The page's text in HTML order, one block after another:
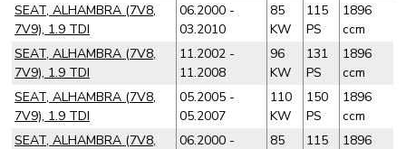
SEAT, ALHAMBRA (7V8,
7V9), 1.9 TDI
06.2000 -
03.2010
85
KW
115
PS
1896
ccm
SEAT, ALHAMBRA (7V8,
7V9), 1.9 TDI
11.2002 -
11.2008
96
KW
131
PS
1896
ccm
SEAT, ALHAMBRA (7V8,
7V9), 1.9 TDI
05.2005 -
05.2007
110
KW
150
PS
1896
ccm
SEAT, ALHAMBRA (7V8,
06.2000 -
85
115
1896